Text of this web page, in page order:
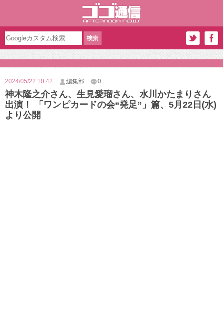
2024/05/22 10:42 編集部 0
神木隆之介さん、生見愛瑠さん、水川かたまりさん
出演！ 「ワンピカードの会“発足”」篇、5月22日(水)
より公開